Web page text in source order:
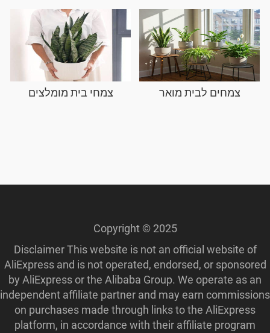
צמחים לבית מואר צמחי בית מומלצים
Copyright © 2025
Disclaimer This website is not an official website of
AliExpress and is not operated, endorsed, or sponsored
by AliExpress or the Alibaba Group. We operate as an
independent affiliate partner and may earn commissions
on purchases made through links to the AliExpress
platform, in accordance with their affiliate program